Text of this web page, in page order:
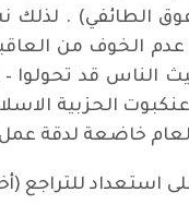
الطائفي) .
( عدم الخوف من
الناس قد تحولوا
الحزبية
خاضعة لدقة
استعداد